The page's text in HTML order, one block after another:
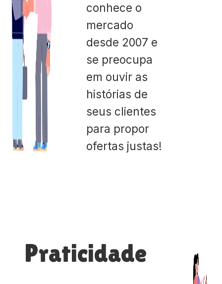
conhece o
mercado
desde 2007 e
se preocupa
em ouvir as
histórias de
seus clientes
para propor
ofertas justas!
Praticidade